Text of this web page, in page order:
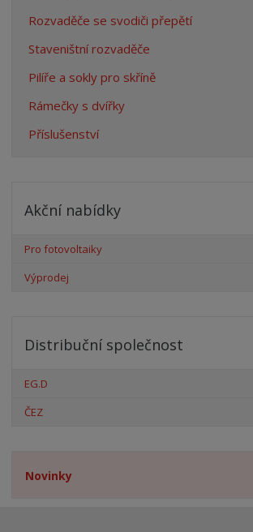
Rozvaděče se svodiči přepětí
Staveništní rozvaděče
Pilíře a sokly pro skříně
Rámečky s dvířky
Příslušenství
Akční nabídky
Pro fotovoltaiky
Výprodej
Distribuční společnost
EG.D
ČEZ
Novinky